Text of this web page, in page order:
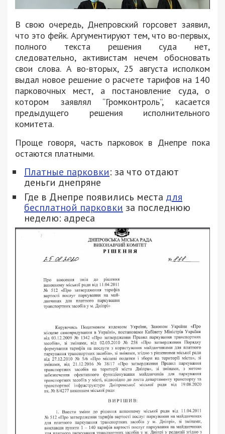
В свою очередь, Днепровский горсовет заявил,
что это фейк. Аргументируют тем, что во-первых,
полного текста решения суда нет,
следовательно, активистам нечем обосновать
свои слова. А во-вторых, 25 августа исполком
выдал новое решение о расчете тарифов на 140
парковочных мест, а постановление суда, о
котором заявлял “Громконтроль”, касается
предыдущего решения исполнительного
комитета.
Проще говоря, часть парковок в Днепре пока
остаются платными.
Платные парковки: за что отдают
деньги днепряне
Где в Днепре появились места для
бесплатной парковки за последнюю
неделю: адреса